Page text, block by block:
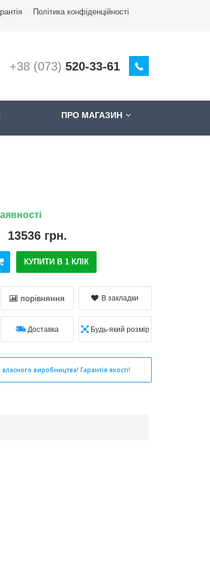
Політика конфіденційності
+38 (073) 520-33-61
ПРО МАГАЗИН
13536 грн.
КУПИТИ В 1 КЛІК
порівняння В закладки
Доставка Будь-який розмір
виробництва! Гарантія якості!